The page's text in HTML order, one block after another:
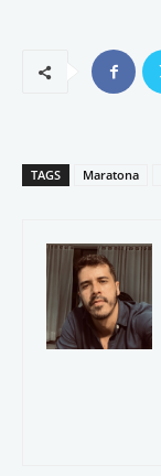
TAGS Maratona